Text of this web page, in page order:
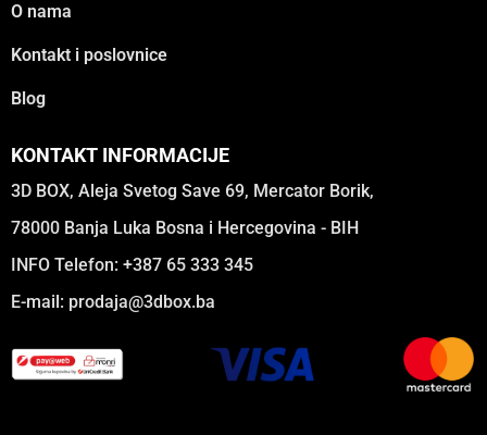
O nama
Kontakt i poslovnice
Blog
KONTAKT INFORMACIJE
3D BOX, Aleja Svetog Save 69, Mercator Borik,
78000 Banja Luka Bosna i Hercegovina - BIH
INFO Telefon: +387 65 333 345
E-mail: prodaja@3dbox.ba